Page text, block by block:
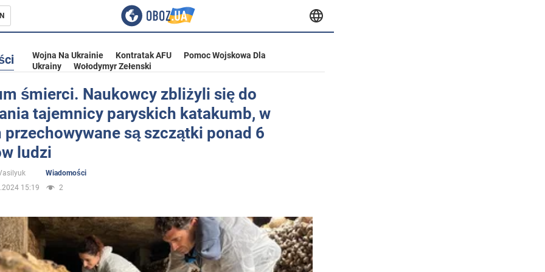
Ukrainie
Wojna Na Ukrainie Kontratak AFU
Pomoc Wojskowa Dla
Ukrainy
Wołodymyr Zełenski
śmierci. Naukowcy zbliżyli się do
tajemnicy paryskich katakumb, w
przechowywane są szczątki ponad 6
ludzi
Wiadomości
15:19
2